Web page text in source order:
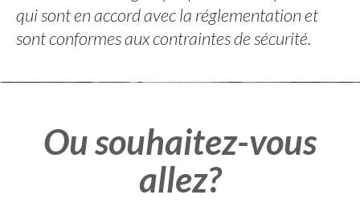
qui sont en accord avec la réglementation et
sont conformes aux contraintes de sécurité.
Ou souhaitez-vous
allez?